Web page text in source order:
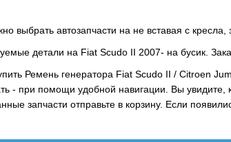
выбрать автозапчасти на не вставая с
детали на Fiat Scudo II 2007- на бусик.
Ремень генератора Fiat Scudo II / Citroen
- при помощи удобной навигации. Вы увидите,
запчасти отправьте в корзину. Если